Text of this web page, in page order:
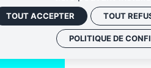
TOUT ACCEPTER TOUT
POLITIQUE DE